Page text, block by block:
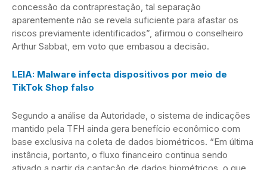
concessão da contraprestação, tal separação
aparentemente não se revela suficiente para afastar os
riscos previamente identificados”, afirmou o conselheiro
Arthur Sabbat, em voto que embasou a decisão.
LEIA: Malware infecta dispositivos por meio de
TikTok Shop falso
Segundo a análise da Autoridade, o sistema de indicações
mantido pela TFH ainda gera benefício econômico com
base exclusiva na coleta de dados biométricos. “Em última
instância, portanto, o fluxo financeiro continua sendo